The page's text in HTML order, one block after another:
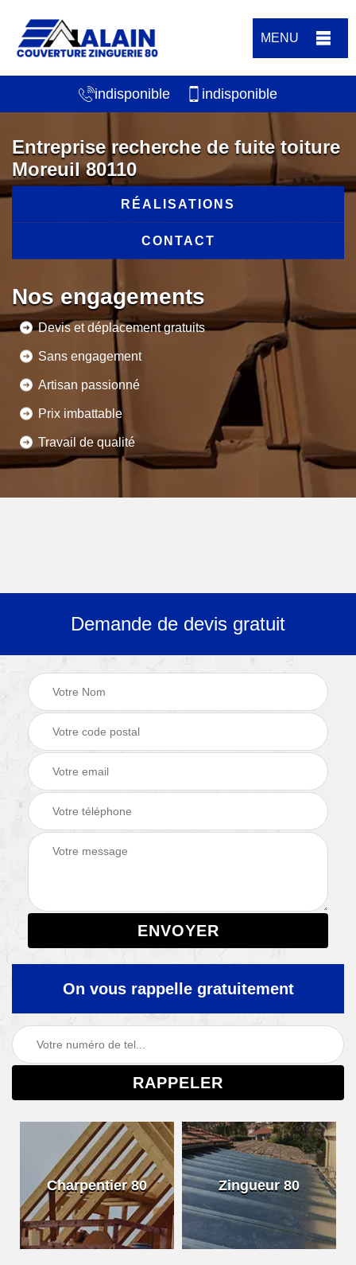
MENU
indisponible indisponible
Entreprise recherche de fuite toiture
Moreuil 80110
RÉALISATIONS
CONTACT
Nos engagements
Devis et déplacement gratuits
Sans engagement
Artisan passionné
Prix imbattable
Travail de qualité
Demande de devis gratuit
On vous rappelle gratuitement
Charpentier 80 Zingueur 80